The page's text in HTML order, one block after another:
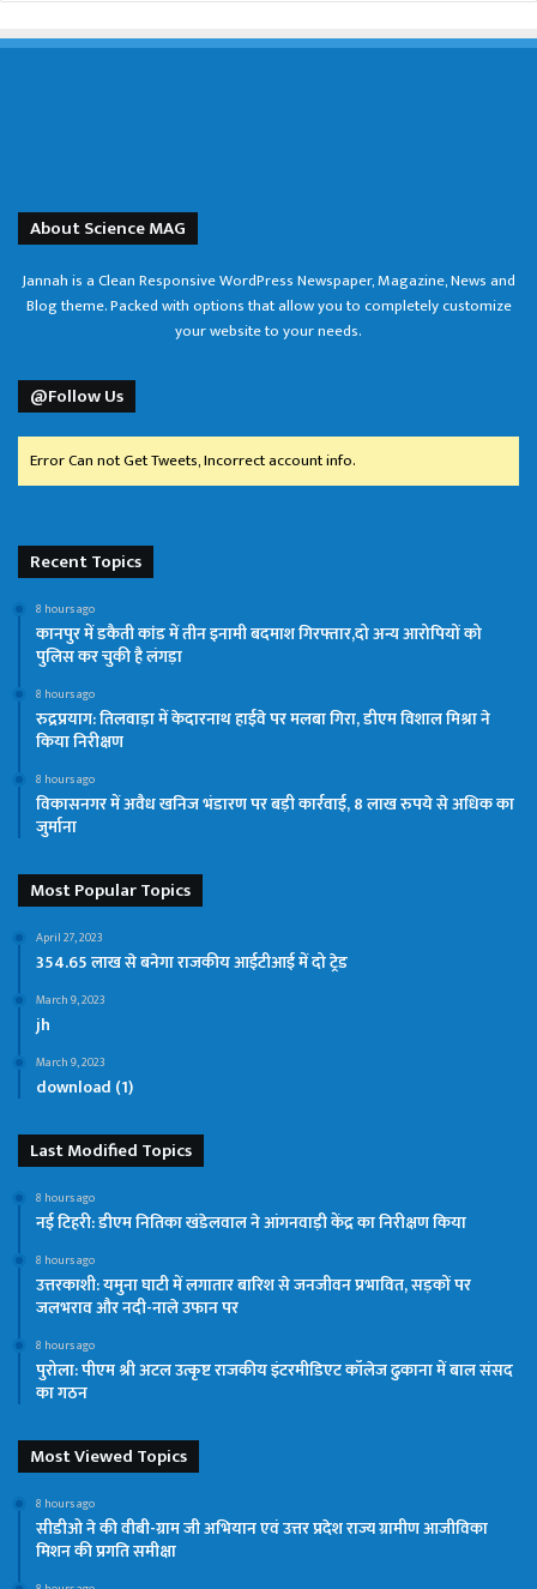
About Science MAG
Jannah is a Clean Responsive WordPress Newspaper, Magazine, News and
Blog theme. Packed with options that allow you to completely customize
your website to your needs.
@Follow Us
Error Can not Get Tweets, Incorrect account info.
Recent Topics
8 hours ago
कानपुर में डकैती कांड में तीन इनामी बदमाश गिरफ्तार,दो अन्य आरोपियों को
पुलिस कर चुकी है लंगड़ा
8 hours ago
रुद्रप्रयाग: तिलवाड़ा में केदारनाथ हाईवे पर मलबा गिरा, डीएम विशाल मिश्रा ने
किया निरीक्षण
8 hours ago
विकासनगर में अवैध खनिज भंडारण पर बड़ी कार्रवाई, 8 लाख रुपये से अधिक का
जुर्माना
Most Popular Topics
April 27, 2023
354.65 लाख से बनेगा राजकीय आईटीआई में दो ट्रेड
March 9, 2023
jh
March 9, 2023
download (1)
Last Modified Topics
8 hours ago
नई टिहरी: डीएम नितिका खंडेलवाल ने आंगनवाड़ी केंद्र का निरीक्षण किया
8 hours ago
उत्तरकाशी: यमुना घाटी में लगातार बारिश से जनजीवन प्रभावित, सड़कों पर
जलभराव और नदी-नाले उफान पर
8 hours ago
पुरोला: पीएम श्री अटल उत्कृष्ट राजकीय इंटरमीडिएट कॉलेज ढुकाना में बाल संसद
का गठन
Most Viewed Topics
8 hours ago
सीडीओ ने की वीबी-ग्राम जी अभियान एवं उत्तर प्रदेश राज्य ग्रामीण आजीविका
मिशन की प्रगति समीक्षा